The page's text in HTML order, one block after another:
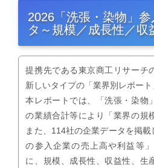
2026「洗張・染物」
タ～規模／成長性／収
提携先である東京商工リサーチ
新しいタイプの「業界別レポート
本レポートでは、「洗張・染物
の業績合計等により「業界の規
また、114社の企業データを掲
の参入企業の売上高や利益等
に、規模、成長性、収益性、生